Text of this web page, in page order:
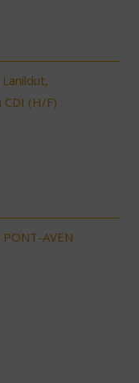
CDI (H/F)
AVEN